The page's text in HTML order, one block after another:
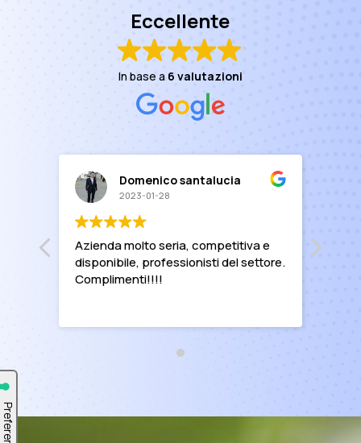
Eccellente
In base a 6 valutazioni
Domenico santalucia
2023-01-28
Azienda molto seria, competitiva e
disponibile, professionisti del settore.
Complimenti!!!!